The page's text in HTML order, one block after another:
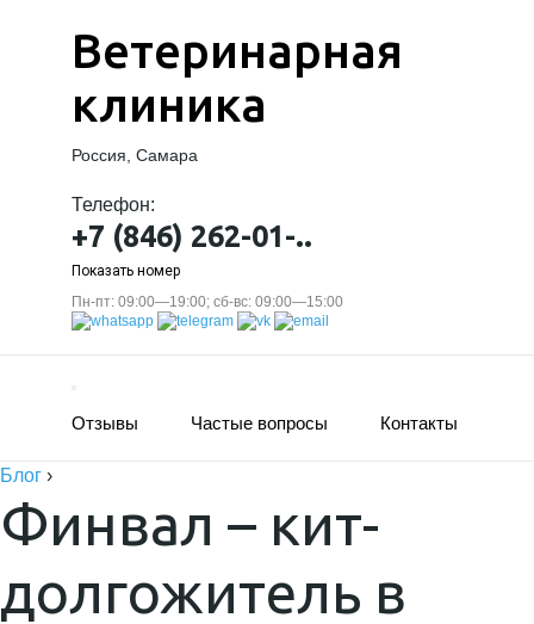
Ветеринарная
клиника
Россия, Самара
Телефон:
+7 (846) 262-01-..
Показать номер
Пн-пт: 09:00—19:00; сб-вс: 09:00—15:00
Отзывы Частые вопросы Контакты
Блог ›
Финвал – кит-
долгожитель в